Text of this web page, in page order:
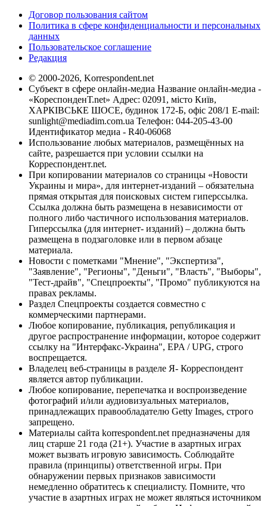
Договор пользования сайтом
Политика в сфере конфиденциальности и персональных
данных
Пользовательское соглашение
Редакция
© 2000-2026, Korrespondent.net
Субъект в сфере онлайн-медиа Название онлайн-медиа -
«КореспонденТ.net» Адрес: 02091, місто Київ,
ХАРКІВСЬКЕ ШОСЕ, будинок 172-Б, офіс 208/1 E-mail:
sunlight@mediadim.com.ua Телефон: 044-205-43-00
Идентификатор медиа - R40-06068
Использование любых материалов, размещённых на
сайте, разрешается при условии ссылки на
Корреспондент.net.
При копировании материалов со страницы «Новости
Украины и мира», для интернет-изданий – обязательна
прямая открытая для поисковых систем гиперссылка.
Ссылка должна быть размещена в независимости от
полного либо частичного использования материалов.
Гиперссылка (для интернет- изданий) – должна быть
размещена в подзаголовке или в первом абзаце
материала.
Новости с пометками "Мнение", "Экспертиза",
"Заявление", "Регионы", "Деньги", "Власть", "Выборы",
"Тест-драйв", "Спецпроекты", "Промо" публикуются на
правах рекламы.
Раздел Спецпроекты создается совместно с
коммерческими партнерами.
Любое копирование, публикация, републикация и
другое распространение информации, которое содержит
ссылку на "Интерфакс-Украина", EPA / UPG, строго
воспрещается.
Владелец веб-страницы в разделе Я- Корреспондент
является автор публикации.
Любое копирование, перепечатка и воспроизведение
фотографий и/или аудиовизуальных материалов,
принадлежащих правообладателю Getty Images, строго
запрещено.
Материалы сайта korrespondent.net предназначены для
лиц старше 21 года (21+). Участие в азартных играх
может вызвать игровую зависимость. Соблюдайте
правила (принципы) ответственной игры. При
обнаружении первых признаков зависимости
немедленно обратитесь к специалисту. Помните, что
участие в азартных играх не может являться источником